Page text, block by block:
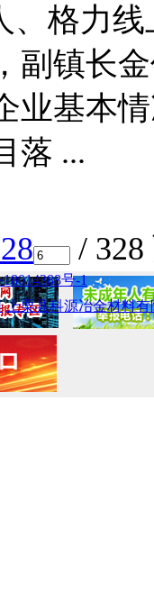
、格力
副镇长
业基本
落 ...
/ 328
号-1
上栗县科源冶金材料有